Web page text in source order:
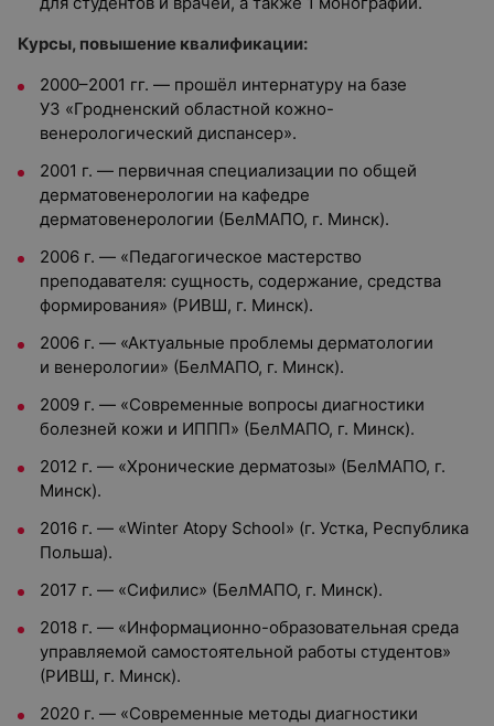
Курсы, повышение квалификации:
2000–2001 гг. — прошёл интернатуру на базе
УЗ «Гродненский областной кожно-
венерологический диспансер».
2001 г. — первичная специализации по общей
дерматовенерологии на кафедре
дерматовенерологии (БелМАПО, г. Минск).
2006 г. — «Педагогическое мастерство
преподавателя: сущность, содержание, средства
формирования» (РИВШ, г. Минск).
2006 г. — «Актуальные проблемы дерматологии
и венерологии» (БелМАПО, г. Минск).
2009 г. — «Современные вопросы диагностики
болезней кожи и ИППП» (БелМАПО, г. Минск).
2012 г. — «Хронические дерматозы» (БелМАПО, г.
Минск).
2016 г. — «Winter Atopy School» (г. Устка, Республика
Польша).
2017 г. — «Сифилис» (БелМАПО, г. Минск).
2018 г. — «Информационно-образовательная среда
управляемой самостоятельной работы студентов»
(РИВШ, г. Минск).
2020 г. — «Современные методы диагностики